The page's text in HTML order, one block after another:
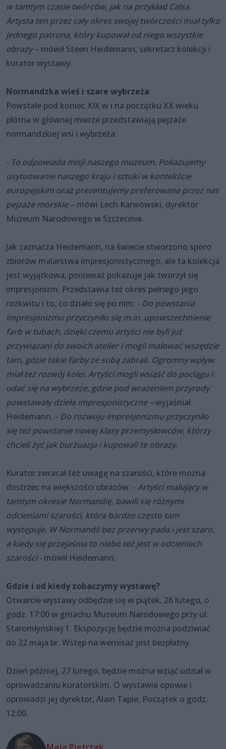
w tamtym czasie twórców, jak na przykład Calsa.
Artysta ten przez cały okres swojej twórczości miał tylko
jednego patrona, który kupował od niego wszystkie
obrazy– mówił Steen Heidemann, sekretarz kolekcji i
kurator wystawy.
Normandzka wieś i szare wybrzeża
Powstałe pod koniec XIX w i na początku XX wieku
płótna w głównej mierze przedstawiają pejzaże
normandzkiej wsi i wybrzeża.
- To odpowiada misji naszego muzeum. Pokazujemy
usytuowanie naszego kraju i sztuki w kontekście
europejskim oraz prezentujemy preferowane przez nas
pejzaże morskie– mówi Lech Karwowski, dyrektor
Muzeum Narodowego w Szczecinie.
Jak zaznacza Heidemann, na świecie stworzono sporo
zbiorów malarstwa impresjonistycznego, ale ta kolekcja
jest wyjątkowa, ponieważ pokazuje jak tworzył się
impresjonizm. Przedstawia też okres pełnego jego
rozkwitu i to, co działo się po nim. - Do powstania
impresjonizmu przyczyniło się m.in. upowszechnienie
farb w tubach, dzięki czemu artyści nie byli już
przywiązani do swoich atelier i mogli malować wszędzie
tam, gdzie takie farby ze sobą zabrali. Ogromny wpływ
miał też rozwój kolei. Artyści mogli wsiąść do pociągu i
udać się na wybrzeże, gdzie pod wrażeniem przyrody
powstawały dzieła impresjonistyczne –wyjaśniał
Heidemann. - Do rozwoju impresjonizmu przyczyniło
się też powstanie nowej klasy przemysłowców, którzy
chcieli żyć jak burżuazja i kupowali te obrazy.
Kurator zwracał też uwagę na szarości, które można
dostrzec na większości obrazów. - Artyści malujący w
tamtym okresie Normandię, bawili się różnymi
odcieniami szarości, która bardzo często tam
występuje. W Normandii bez przerwy pada i jest szaro,
a kiedy się przejaśnia to niebo też jest w odcieniach
szarości -mówił Heidemann.
Gdzie i od kiedy zobaczymy wystawę?
Otwarcie wystawy odbędzie się w piątek, 26 lutego, o
godz. 17:00 w gmachu Muzeum Narodowego przy ul.
Staromłyńskiej 1. Ekspozycję będzie można podziwiać
do 22 maja br. Wstęp na wernisaż jest bezpłatny.
Dzień później, 27 lutego, będzie można wziąć udział w
oprowadzaniu kuratorskim. O wystawie opowie i
oprowadzi jej dyrektor, Alain Tapie. Początek o godz.
12:00.
Maja Pietrzak